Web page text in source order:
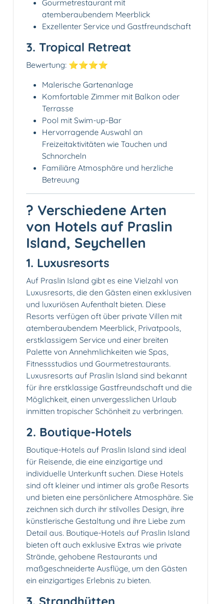
Gourmetrestaurant mit
atemberaubendem Meerblick
Exzellenter Service und Gastfreundschaft
3. Tropical Retreat
Bewertung: ⭐️⭐️⭐️⭐️
Malerische Gartenanlage
Komfortable Zimmer mit Balkon oder
Terrasse
Pool mit Swim-up-Bar
Hervorragende Auswahl an
Freizeitaktivitäten wie Tauchen und
Schnorcheln
Familiäre Atmosphäre und herzliche
Betreuung
?️ Verschiedene Arten
von Hotels auf Praslin
Island, Seychellen
1. Luxusresorts
Auf Praslin Island gibt es eine Vielzahl von
Luxusresorts, die den Gästen einen exklusiven
und luxuriösen Aufenthalt bieten. Diese
Resorts verfügen oft über private Villen mit
atemberaubendem Meerblick, Privatpools,
erstklassigem Service und einer breiten
Palette von Annehmlichkeiten wie Spas,
Fitnessstudios und Gourmetrestaurants.
Luxusresorts auf Praslin Island sind bekannt
für ihre erstklassige Gastfreundschaft und die
Möglichkeit, einen unvergesslichen Urlaub
inmitten tropischer Schönheit zu verbringen.
2. Boutique-Hotels
Boutique-Hotels auf Praslin Island sind ideal
für Reisende, die eine einzigartige und
individuelle Unterkunft suchen. Diese Hotels
sind oft kleiner und intimer als große Resorts
und bieten eine persönlichere Atmosphäre. Sie
zeichnen sich durch ihr stilvolles Design, ihre
künstlerische Gestaltung und ihre Liebe zum
Detail aus. Boutique-Hotels auf Praslin Island
bieten oft auch exklusive Extras wie private
Strände, gehobene Restaurants und
maßgeschneiderte Ausflüge, um den Gästen
ein einzigartiges Erlebnis zu bieten.
3. Strandhütten